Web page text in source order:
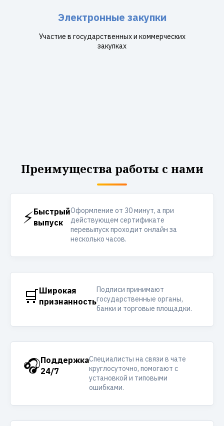
Электронные закупки
Участие в государственных и коммерческих
закупках
Преимущества работы с нами
⚡Быстрый
выпуск
Оформление от 30 минут, а при
действующем сертификате
перевыпуск проходит онлайн за
несколько часов.
🛒Широкая
признанность
Подписи принимают
государственные органы,
банки и торговые площадки.
🎧Поддержка
24/7
Специалисты на связи в чате
круглосуточно, помогают с
установкой и типовыми
ошибками.